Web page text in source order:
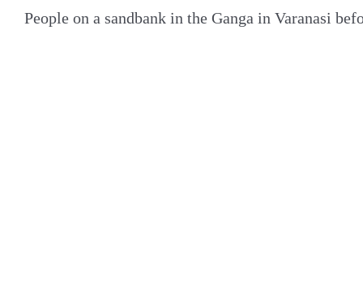
People on a sandbank in the Ganga in Varanasi